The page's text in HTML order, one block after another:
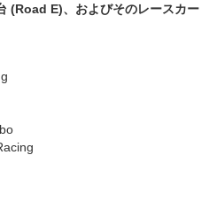
(Road E)、およびそのレースカー